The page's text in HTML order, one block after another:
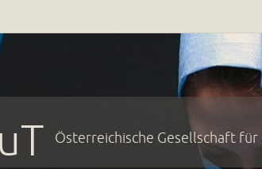
Österreichische Gesellschaft